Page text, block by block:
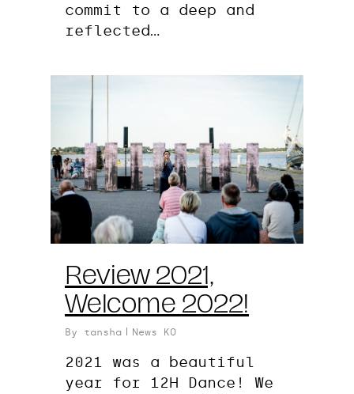
commit to a deep and
reflected…
Review 2021,
Welcome 2022!
By tansha News KO
2021 was a beautiful
year for 12H Dance! We